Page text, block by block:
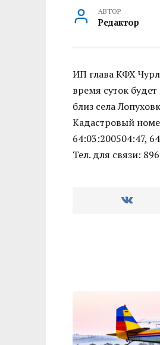
АВТОР
Редактор
ИП глава КФХ
время суток
близ села
Кадастровый
64:03:200504:47,
Тел. для связи: